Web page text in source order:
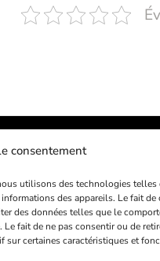
consentement
utilisons des technologies telles
des appareils. Le fait de
des données telles que le
fait de ne pas consentir ou de
sur certaines caractéristiques et
Tous droits réservés